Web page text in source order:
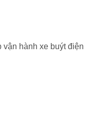
hành xe buýt điện